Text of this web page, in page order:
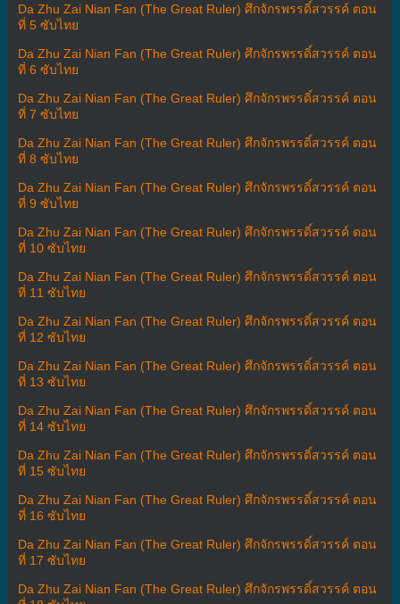
Da Zhu Zai Nian Fan (The Great Ruler) ศึกจักรพรรดิ์สวรรค์ ตอน
ที่ 5 ซับไทย
Da Zhu Zai Nian Fan (The Great Ruler) ศึกจักรพรรดิ์สวรรค์ ตอน
ที่ 6 ซับไทย
Da Zhu Zai Nian Fan (The Great Ruler) ศึกจักรพรรดิ์สวรรค์ ตอน
ที่ 7 ซับไทย
Da Zhu Zai Nian Fan (The Great Ruler) ศึกจักรพรรดิ์สวรรค์ ตอน
ที่ 8 ซับไทย
Da Zhu Zai Nian Fan (The Great Ruler) ศึกจักรพรรดิ์สวรรค์ ตอน
ที่ 9 ซับไทย
Da Zhu Zai Nian Fan (The Great Ruler) ศึกจักรพรรดิ์สวรรค์ ตอน
ที่ 10 ซับไทย
Da Zhu Zai Nian Fan (The Great Ruler) ศึกจักรพรรดิ์สวรรค์ ตอน
ที่ 11 ซับไทย
Da Zhu Zai Nian Fan (The Great Ruler) ศึกจักรพรรดิ์สวรรค์ ตอน
ที่ 12 ซับไทย
Da Zhu Zai Nian Fan (The Great Ruler) ศึกจักรพรรดิ์สวรรค์ ตอน
ที่ 13 ซับไทย
Da Zhu Zai Nian Fan (The Great Ruler) ศึกจักรพรรดิ์สวรรค์ ตอน
ที่ 14 ซับไทย
Da Zhu Zai Nian Fan (The Great Ruler) ศึกจักรพรรดิ์สวรรค์ ตอน
ที่ 15 ซับไทย
Da Zhu Zai Nian Fan (The Great Ruler) ศึกจักรพรรดิ์สวรรค์ ตอน
ที่ 16 ซับไทย
Da Zhu Zai Nian Fan (The Great Ruler) ศึกจักรพรรดิ์สวรรค์ ตอน
ที่ 17 ซับไทย
Da Zhu Zai Nian Fan (The Great Ruler) ศึกจักรพรรดิ์สวรรค์ ตอน